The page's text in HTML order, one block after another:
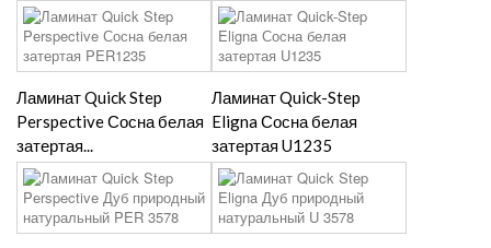
Ламинат Quick Step
Perspective Сосна белая
затертая...
Ламинат Quick-Step
Eligna Сосна белая
затертая U1235